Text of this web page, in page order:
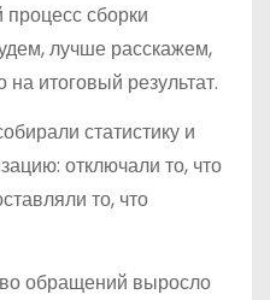
процесс сборки
лучше расскажем,
итоговый результат.
статистику и
отключали то, что
то, что
обращений выросло